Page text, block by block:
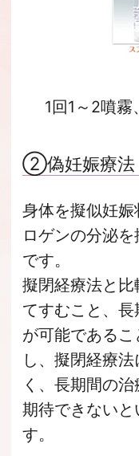
1回1～2噴霧
②偽妊娠療法
身体を擬似妊娠
ロゲンの分泌
です。
擬閉経療法と比
てすむこと、
が可能である
し、擬閉経療
く、長期間の
期待できない
す。